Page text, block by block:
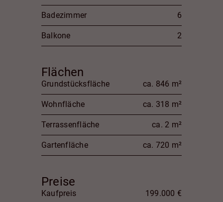
Badezimmer 6
Balkone 2
Flächen
Grundstücksfläche ca. 846 m²
Wohnfläche ca. 318 m²
Terrassenfläche ca. 2 m²
Gartenfläche ca. 720 m²
Preise
Kaufpreis 199.000 €